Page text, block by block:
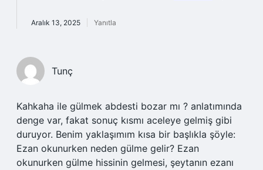
Aralık 13, 2025 Yanıtla
Tunç
Kahkaha ile gülmek abdesti bozar mı ? anlatımında
denge var, fakat sonuç kısmı aceleye gelmiş gibi
duruyor. Benim yaklaşımım kısa bir başlıkla şöyle:
Ezan okunurken neden gülme gelir? Ezan
okunurken gülme hissinin gelmesi, şeytanın ezanı